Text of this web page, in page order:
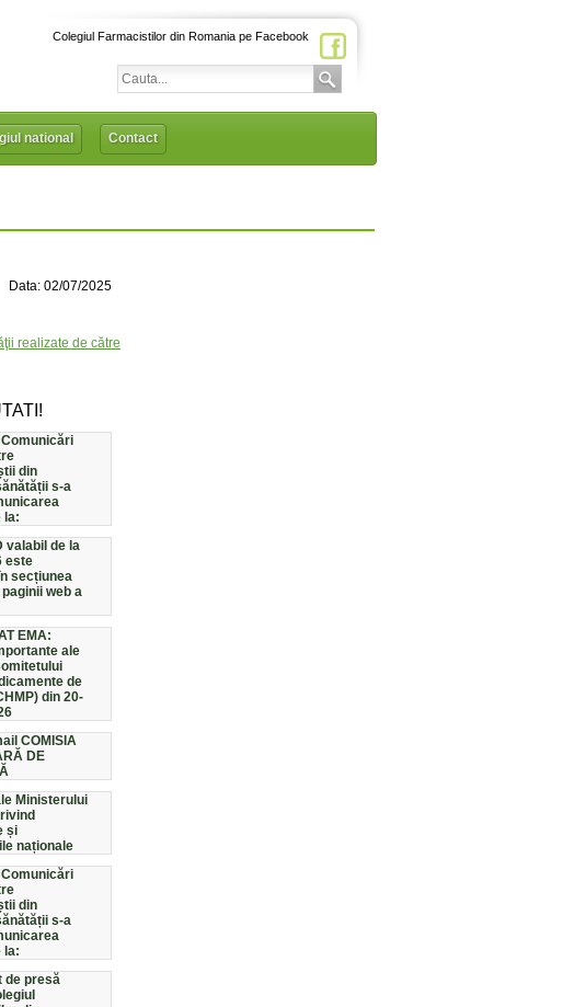
Colegiul Farmacistilor din Romania pe Facebook
national Contact
Data: 02/07/2025
realizate de către
din
s-a
la:
valabil de la
este
secțiunea
web a
EMA:
ale
de
din 20-
COMISIA
DE
Ministerului
și
naționale
din
s-a
la:
de presă